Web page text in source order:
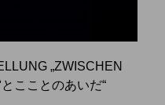
„ZWISCHEN
こことのあいだ“